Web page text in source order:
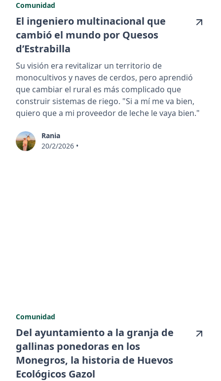
Comunidad
El ingeniero multinacional que
cambió el mundo por Quesos
d’Estrabilla
Su visión era revitalizar un territorio de
monocultivos y naves de cerdos, pero aprendió
que cambiar el rural es más complicado que
construir sistemas de riego. "Si a mí me va bien,
quiero que a mi proveedor de leche le vaya bien."
Rania
20/2/2026 •
Comunidad
Del ayuntamiento a la granja de
gallinas ponedoras en los
Monegros, la historia de Huevos
Ecológicos Gazol